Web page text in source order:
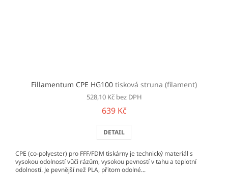
Fillamentum CPE HG100 tisková struna (filament)
528,10 Kč bez DPH
639 Kč
DETAIL
CPE (co-polyester) pro FFF/FDM tiskárny je technický materiál s
vysokou odolností vůči rázům, vysokou pevností v tahu a teplotní
odolností. Je pevnější než PLA, přitom odolné...